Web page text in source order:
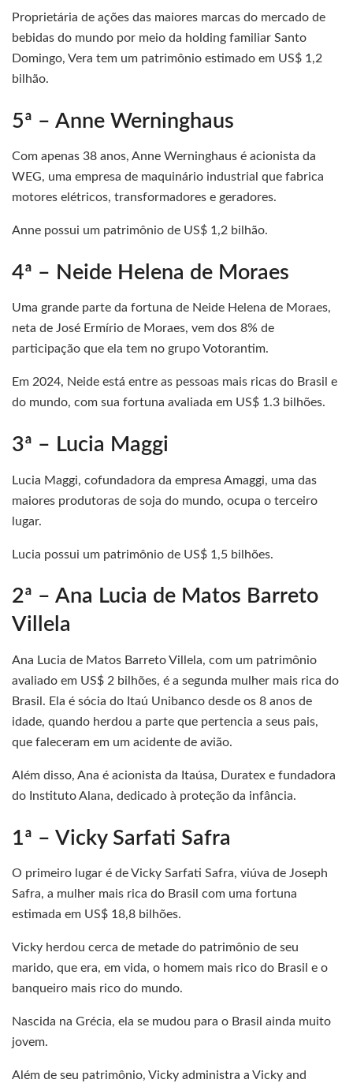
Proprietária de ações das maiores marcas do mercado de
bebidas do mundo por meio da holding familiar Santo
Domingo, Vera tem um patrimônio estimado em US$ 1,2
bilhão.
5ª – Anne Werninghaus
Com apenas 38 anos, Anne Werninghaus é acionista da
WEG, uma empresa de maquinário industrial que fabrica
motores elétricos, transformadores e geradores.
Anne possui um patrimônio de US$ 1,2 bilhão.
4ª – Neide Helena de Moraes
Uma grande parte da fortuna de Neide Helena de Moraes,
neta de José Ermírio de Moraes, vem dos 8% de
participação que ela tem no grupo Votorantim.
Em 2024, Neide está entre as pessoas mais ricas do Brasil e
do mundo, com sua fortuna avaliada em US$ 1.3 bilhões.
3ª – Lucia Maggi
Lucia Maggi, cofundadora da empresa Amaggi, uma das
maiores produtoras de soja do mundo, ocupa o terceiro
lugar.
Lucia possui um patrimônio de US$ 1,5 bilhões.
2ª – Ana Lucia de Matos Barreto
Villela
Ana Lucia de Matos Barreto Villela, com um patrimônio
avaliado em US$ 2 bilhões, é a segunda mulher mais rica do
Brasil. Ela é sócia do Itaú Unibanco desde os 8 anos de
idade, quando herdou a parte que pertencia a seus pais,
que faleceram em um acidente de avião.
Além disso, Ana é acionista da Itaúsa, Duratex e fundadora
do Instituto Alana, dedicado à proteção da infância.
1ª – Vicky Sarfati Safra
O primeiro lugar é de Vicky Sarfati Safra, viúva de Joseph
Safra, a mulher mais rica do Brasil com uma fortuna
estimada em US$ 18,8 bilhões.
Vicky herdou cerca de metade do patrimônio de seu
marido, que era, em vida, o homem mais rico do Brasil e o
banqueiro mais rico do mundo.
Nascida na Grécia, ela se mudou para o Brasil ainda muito
jovem.
Além de seu patrimônio, Vicky administra a Vicky and